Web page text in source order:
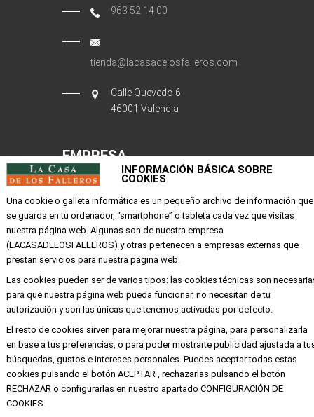
963 52 14 00
tienda@lacasadelosfalleros.com
Calle Quevedo 6
46001 Valencia
EMPRESA
Mi cuenta
Aviso legal
Política de privacidad y cookies
Condiciones de compra
Copyright ©
Todos los derechos
INFORMACIÓN BÁSICA SOBRE
COOKIES
Una cookie o galleta informática es un pequeño archivo de información que
se guarda en tu ordenador, “smartphone” o tableta cada vez que visitas
nuestra página web. Algunas son de nuestra empresa
(LACASADELOSFALLEROS) y otras pertenecen a empresas externas que
prestan servicios para nuestra página web.
Las cookies pueden ser de varios tipos: las cookies técnicas son
para que nuestra página web pueda funcionar, no necesitan de tu
autorización y son las únicas que tenemos activadas por defecto.
El resto de cookies sirven para mejorar nuestra página, para personalizarla
en base a tus preferencias, o para poder mostrarte publicidad ajustada a
búsquedas, gustos e intereses personales. Puedes aceptar todas estas
cookies pulsando el botón ACEPTAR , rechazarlas pulsando el botón
RECHAZAR o configurarlas en nuestro apartado CONFIGURACIÓN DE
COOKIES.